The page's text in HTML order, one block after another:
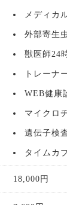
メディカ
外部寄生
獣医師24
トレーナ
WEB健康
マイクロ
遺伝子検
タイムカ
18,000 円